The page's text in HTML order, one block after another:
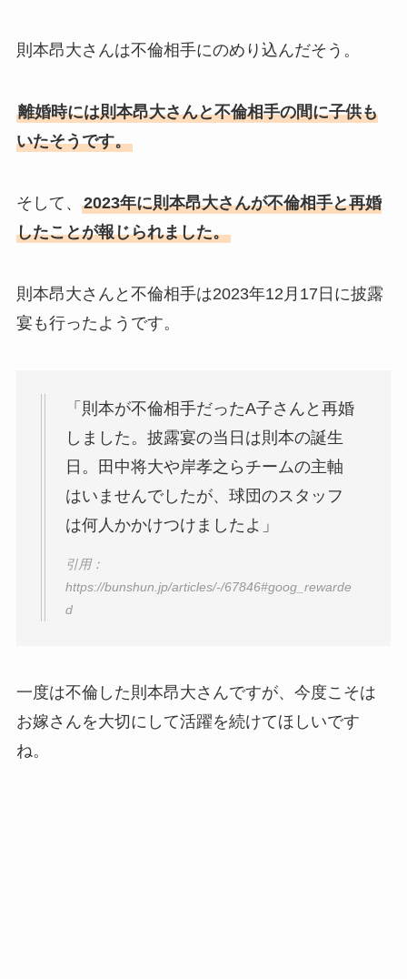
則本昂大さんは不倫相手にのめり込んだそう。
離婚時には則本昂大さんと不倫相手の間に子供も
いたそうです。
そして、 2023年に則本昂大さんが不倫相手と再婚
したことが報じられました。
則本昂大さんと不倫相手は2023年12月17日に披露
宴も行ったようです。
「則本が不倫相手だったA子さんと再婚
しました。披露宴の当日は則本の誕生
日。田中将大や岸孝之らチームの主軸
はいませんでしたが、球団のスタッフ
は何人かかけつけましたよ」
引用：
https://bunshun.jp/articles/-/67846#goog_rewarde
d
一度は不倫した則本昂大さんですが、今度こそは
お嫁さんを大切にして活躍を続けてほしいです
ね。